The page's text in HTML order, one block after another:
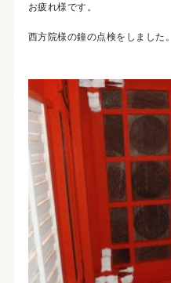
お疲れ様です。
西方院様の鐘の点検をしました。